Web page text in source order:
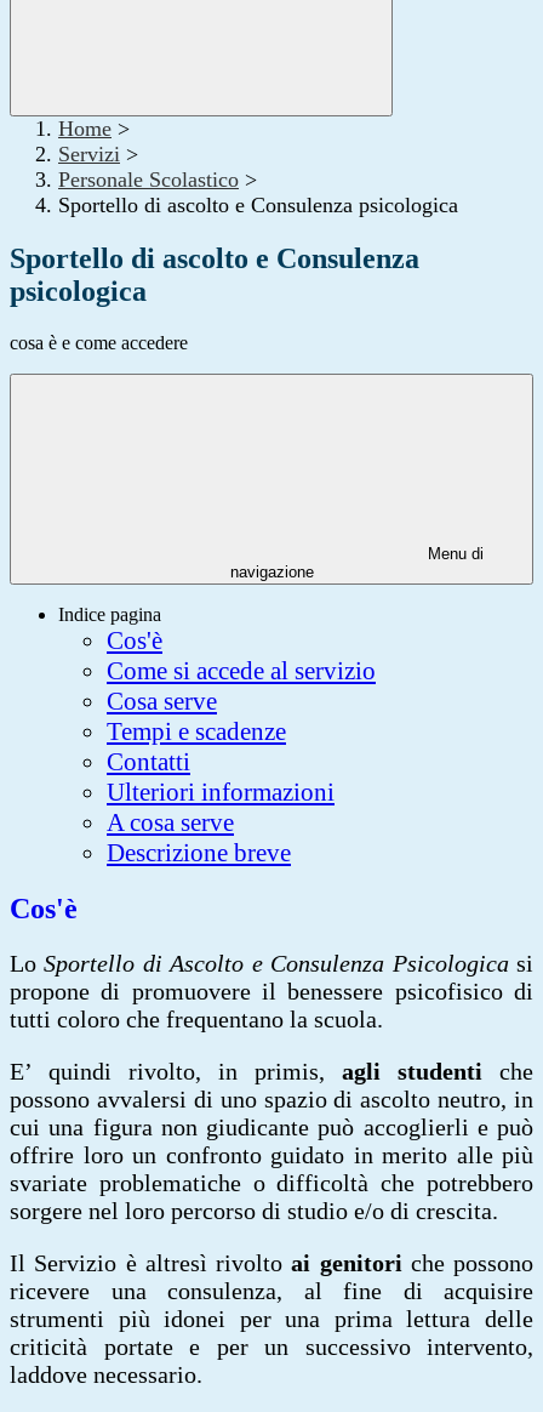
Home >
Servizi >
Personale Scolastico >
Sportello di ascolto e Consulenza psicologica
Sportello di ascolto e Consulenza
psicologica
cosa è e come accedere
Menu di
navigazione
Indice pagina
Cos'è
Come si accede al servizio
Cosa serve
Tempi e scadenze
Contatti
Ulteriori informazioni
A cosa serve
Descrizione breve
Cos'è
LoSportello di Ascolto e Consulenza Psicologicasi
propone di promuovere il benessere psicofisico di
tutti coloro che frequentano la scuola.
E’ quindi rivolto, in primis, agli studenti che
possono avvalersi di uno spazio di ascolto neutro, in
cui una figura non giudicante può accoglierli e può
offrire loro un confronto guidato in merito alle più
svariate problematiche o difficoltà che potrebbero
sorgere nel loro percorso di studio e/o di crescita.
Il Servizio è altresì rivoltoai genitori che possono
ricevere una consulenza, al fine di acquisire
strumenti più idonei per una prima lettura delle
criticità portate e per un successivo intervento,
laddove necessario.